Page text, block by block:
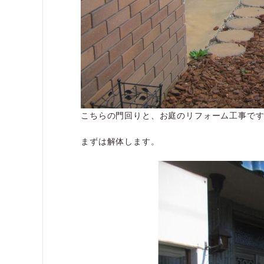
こちらの門回りと、お庭のリフォーム工事で
まずは解体します。